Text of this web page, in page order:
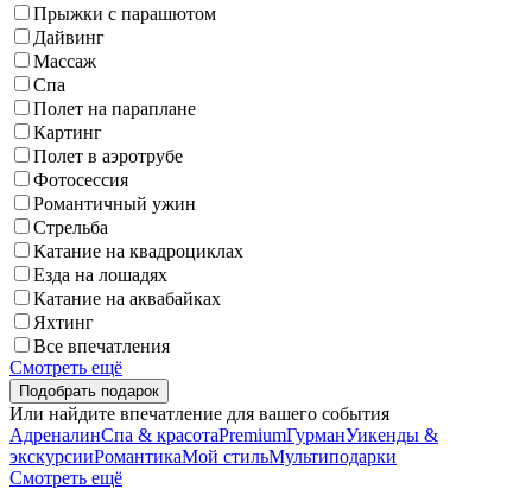
Прыжки с парашютом
Дайвинг
Массаж
Спа
Полет на параплане
Картинг
Полет в аэротрубе
Фотосессия
Романтичный ужин
Стрельба
Катание на квадроциклах
Езда на лошадях
Катание на аквабайках
Яхтинг
Все впечатления
Смотреть ещё
Или найдите впечатление для вашего события
АдреналинСпа & красотаPremiumГурманУикенды &
экскурсииРомантикаМой стильМультиподарки
Смотреть ещё